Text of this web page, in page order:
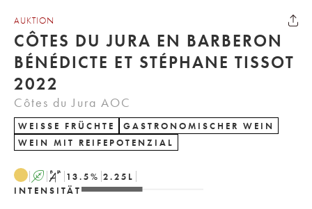
AUKTION
CÔTES DU JURA EN BARBERON
BÉNÉDICTE ET STÉPHANE TISSOT
2022
Côtes du Jura AOC
WEISSE FRÜCHTE
GASTRONOMISCHER WEIN
WEIN MIT REIFEPOTENZIAL
A S 13.5% 2.25 L
INTENSITÄT